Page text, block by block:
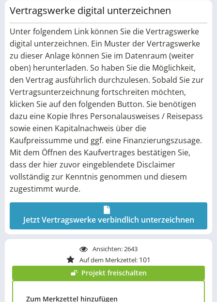
Ansichten:2643
Auf dem Merkzettel: 101
Projekt freischalten
Zum Merkzettel hinzufügen
Um Ihnen eine fundierte Entscheidungsgrundlage zu bieten,
haben wir auf einer eigenen Unterseite alle wichtigen
Informationen rund um ein Photovoltaik-Investment
gebündelt. Dort werden Chancen, Risiken sowie
wirtschaftliche Rahmenbedingungen ausführlich erläutert.
Die Inhalte sind bewusst detailliert aufbereitet und stellen
eine wichtige Grundlage für das Verständnis des
Investments dar. Wir empfehlen daher, diese Seite vor einer
Investitionsentscheidung vollständig zu lesen. Zur
Unterseite: Solar Investment
Alle hier sowie alle im Datenraum aufgeführten Angaben,
Prognosen über Entwicklungen, Berechnungen, Höhen von
Vergütungen sowie die steuerlichen und rechtlichen
Grundlagen wurden vom jeweiligen Anbieter mit Sorgfalt
zusammengestellt. Die Milk the Sun Plattform (MTS) ist
reiner Plattformbetreiber und nicht verantwortlich für
Inhalte des Inserates. Eine Haftung für Inhalt, Richtigkeit,
Vollständigkeit und Aktualität der Angaben, sowie für
meteorologische Schwankungen oder Änderungen der
Rechtsprechung, einschließlich Maßnahmen der
Steuerbehörden kann durch den Verkäufer und die MTS
nicht übernommen werden. Alle Regelungen hierzu richten
sich nach dem Kaufvertrag. Gleiches gilt für den
tatsächlichen Eintritt der mit dem Erwerb eines PV-
Direktinvestments als Teileigentum verbundenen
steuerlichen und wirtschaftlichen Ergebnissen, Zielen und
Vertragswerke digital unterzeichnen
Unter folgendem Link können Sie die Vertragswerke
digital unterzeichnen. Ein Muster der Vertragswerke
zu dieser Anlage können Sie im Datenraum (weiter
oben) herunterladen. So haben Sie die Möglichkeit,
den Vertrag ausführlich durchzulesen. Sobald Sie zur
Vertragsunterzeichnung fortschreiten möchten,
klicken Sie auf den folgenden Button. Sie benötigen
dazu eine Kopie Ihres Personalausweises / Reisepass
sowie einen Kapitalnachweis über die
Kaufpreissumme und ggf. eine Finanzierungszusage.
Mit dem Öffnen des Kaufvertrages bestätigen Sie,
dass der hier zuvor eingeblendete Disclaimer
vollständig zur Kenntnis genommen und diesem
zugestimmt wurde.
Jetzt Vertragswerke verbindlich unterzeichnen